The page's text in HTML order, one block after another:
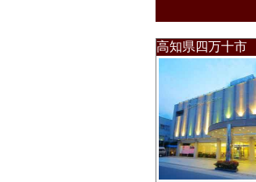
高知県四万十市